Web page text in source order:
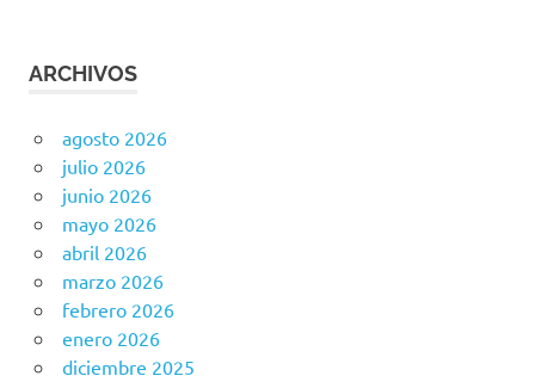
ARCHIVOS
agosto 2026
julio 2026
junio 2026
mayo 2026
abril 2026
marzo 2026
febrero 2026
enero 2026
diciembre 2025